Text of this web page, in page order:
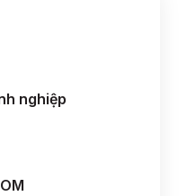
nghiệp